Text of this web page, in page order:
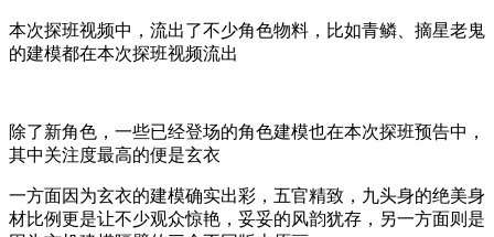
本次探班视频中，流出了不少角色物料，比如青鳞、摘星老鬼
的建模都在本次探班视频流出
除了新角色，一些已经登场的角色建模也在本次探班预告中，
其中关注度最高的便是玄衣
一方面因为玄衣的建模确实出彩，五官精致，九头身的绝美身
材比例更是让不少观众惊艳，妥妥的风韵犹存，另一方面则是